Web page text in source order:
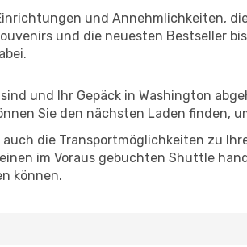
und Annehmlichkeiten,
und die neuesten Bestseller
und Ihr Gepäck in Washington
Sie den nächsten Laden finden,
auch die Transportmöglichkeiten zu
im Voraus gebuchten Shuttle
können.